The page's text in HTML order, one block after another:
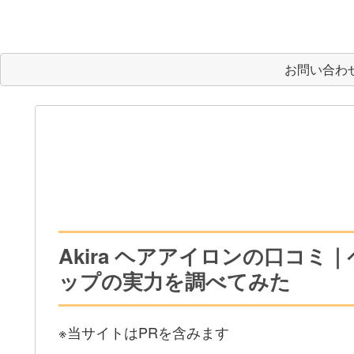
お問い合わ
Akira ヘアアイロンの口コミ
ップの実力を調べてみた
※当サイトはPRを含みます